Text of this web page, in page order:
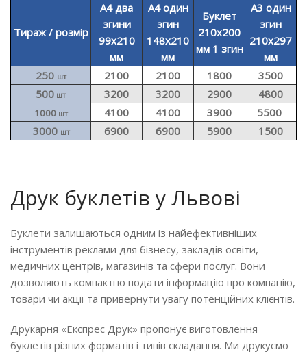
Тираж / розмір
А4 два
згини
99х210
мм
А4 один
згин
148х210
мм
Буклет
210х200
мм 1 згин
А3 один
згин
210x297
мм
250 шт 2100 2100 1800
3500
500 шт 3200 3200 2900 4800
1000шт 4100 4100 3900
5500
3000 шт 6900 6900 5900 1500
Друк буклетів у Львові
Буклети залишаються одним із найефективніших
інструментів реклами для бізнесу, закладів освіти,
медичних центрів, магазинів та сфери послуг. Вони
дозволяють компактно подати інформацію про компанію,
товари чи акції та привернути увагу потенційних клієнтів.
Друкарня «Експрес Друк» пропонує виготовлення
буклетів різних форматів і типів складання. Ми друкуємо